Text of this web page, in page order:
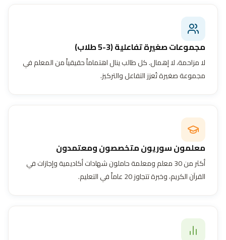
مجموعات صغيرة تفاعلية (3-5 طلاب)
لا مزاحمة، لا إهمال. كل طالب ينال اهتماماً حقيقياً من المعلم في
مجموعة صغيرة تُعزز التفاعل والتركيز.
معلمون سوريون متخصصون ومعتمدون
أكثر من 30 معلم ومعلمة حاملون شهادات أكاديمية وإجازات في
القرآن الكريم، وخبرة تتجاوز 20 عاماً في التعليم.